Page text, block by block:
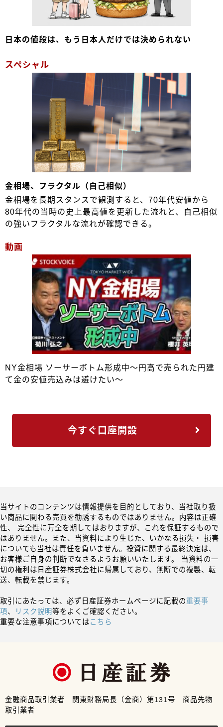
日本の値段は、もう日本人だけでは決められない
スペシャル
金相場、フラクタル（自己相似）
金相場を長期スタンスで観測すると、70年代安値から
80年代の当時の史上最高値を更新した流れと、自己相似
の強いフラクタルな流れが確認できる。
動画
NY金相場 ソーサーボトム形成中～円高で売られた円建
て金の安値売込みは避けたい～
今すぐ口座開設
当サイトのコンテンツは情報提供を目的としており、当社取り扱
い商品に関わる売買を勧誘するものではありません。内容は正確
性、 完全性に万全を期してはおりますが、これを保証するもので
はありません。また、当資料により生じた、いかなる損失・ 損害
についても当社は責任を負いません。投資に関する最終決定は、
お客様ご自身の判断でなさるようお願いいたします。 当資料の一
切の権利は日産証券株式会社に帰属しており、無断での複製、転
送、転載を禁じます。
取引にあたっては、必ず日産証券ホームページに記載の重要事
項、 リスク説明等をよくご確認ください。
重要な注意事項についてはこちら
金融商品取引業者 関東財務局長（金商）第131号 商品先物
取引業者